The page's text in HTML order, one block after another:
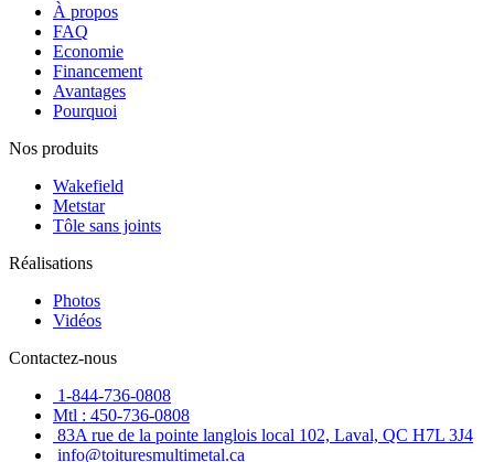
À propos
FAQ
Economie
Financement
Avantages
Pourquoi
Nos produits
Wakefield
Metstar
Tôle sans joints
Réalisations
Photos
Vidéos
Contactez-nous
1-844-736-0808
Mtl : 450-736-0808
83A rue de la pointe langlois local 102, Laval, QC H7L 3J4
info@toituresmultimetal.ca